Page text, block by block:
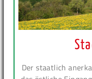
Der staatlich